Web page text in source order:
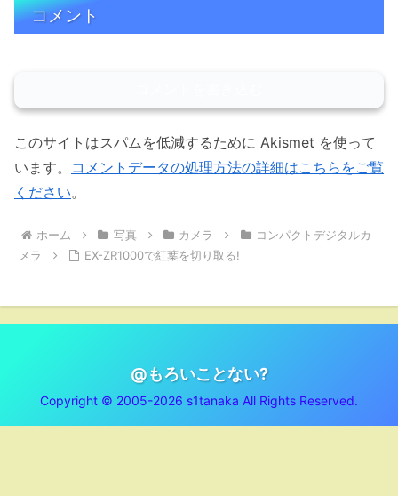
コメント
このサイトはスパムを低減するために Akismet を使って
います。 コメントデータの処理方法の詳細はこちらをご覧
ください。
ホーム 写真 カメラ
コンパクトデジタルカ
メラ
EX-ZR1000で紅葉を切り取る!
@もろいことない?
Copyright © 2005-2026 s1tanaka All Rights Reserved.